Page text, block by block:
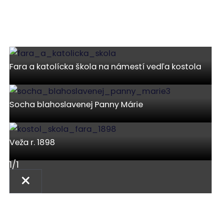
Fara a katolícka škola na námestí vedľa kostola
Socha blahoslavenej Panny Márie
Veža r. 1898
1/1